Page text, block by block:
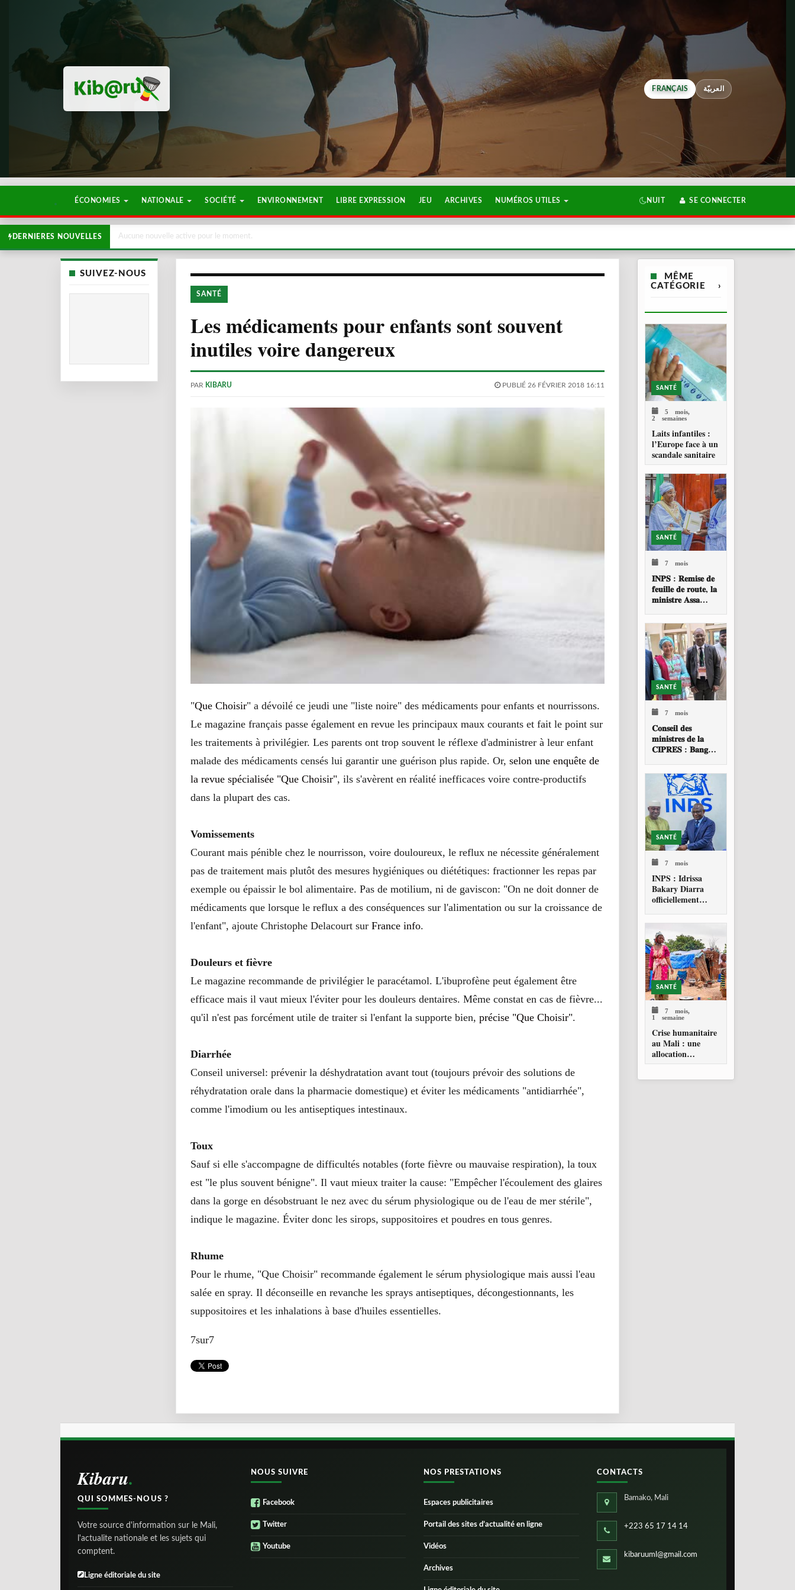
FRANÇAIS العربيّة
ÉCONOMIES NATIONALE SOCIÉTÉ ENVIRONNEMENT LIBRE EXPRESSION JEU ARCHIVES NUMÉROS UTILES NUIT SE CONNECTER
DERNIERES NOUVELLES Aucune nouvelle active pour le moment.
SUIVEZ-NOUS
SANTÉ
Les médicaments pour enfants sont souvent
inutiles voire dangereux
PAR KIBARU PUBLIÉ 26 FÉVRIER 2018 16:11
"Que Choisir" a dévoilé ce jeudi une "liste noire" des médicaments pour enfants et nourrissons.
Le magazine français passe également en revue les principaux maux courants et fait le point sur
les traitements à privilégier. Les parents ont trop souvent le réflexe d'administrer à leur enfant
malade des médicaments censés lui garantir une guérison plus rapide. Or, selon une enquête de
la revue spécialisée "Que Choisir", ils s'avèrent en réalité inefficaces voire contre-productifs
dans la plupart des cas.
Vomissements
Courant mais pénible chez le nourrisson, voire douloureux, le reflux ne nécessite généralement
pas de traitement mais plutôt des mesures hygiéniques ou diététiques: fractionner les repas par
exemple ou épaissir le bol alimentaire. Pas de motilium, ni de gaviscon: "On ne doit donner de
médicaments que lorsque le reflux a des conséquences sur l'alimentation ou sur la croissance de
l'enfant", ajoute Christophe Delacourt sur France info.
Douleurs et fièvre
Le magazine recommande de privilégier le paracétamol. L'ibuprofène peut également être
efficace mais il vaut mieux l'éviter pour les douleurs dentaires. Même constat en cas de fièvre...
qu'il n'est pas forcément utile de traiter si l'enfant la supporte bien, précise "Que Choisir".
Diarrhée
Conseil universel: prévenir la déshydratation avant tout (toujours prévoir des solutions de
réhydratation orale dans la pharmacie domestique) et éviter les médicaments "antidiarrhée",
comme l'imodium ou les antiseptiques intestinaux.
Toux
Sauf si elle s'accompagne de difficultés notables (forte fièvre ou mauvaise respiration), la toux
est "le plus souvent bénigne". Il vaut mieux traiter la cause: "Empêcher l'écoulement des glaires
dans la gorge en désobstruant le nez avec du sérum physiologique ou de l'eau de mer stérile",
indique le magazine. Éviter donc les sirops, suppositoires et poudres en tous genres.
Rhume
Pour le rhume, "Que Choisir" recommande également le sérum physiologique mais aussi l'eau
salée en spray. Il déconseille en revanche les sprays antiseptiques, décongestionnants, les
suppositoires et les inhalations à base d'huiles essentielles.
7sur7
MÊME
CATÉGORIE
›
SANTÉ
5 mois,
2 semaines
Laits infantiles :
l’Europe face à un
scandale sanitaire
SANTÉ
7 mois
𝐈𝐍𝐏𝐒 : 𝐑𝐞𝐦𝐢𝐬𝐞 𝐝𝐞
𝐟𝐞𝐮𝐢𝐥𝐥𝐞 𝐝𝐞 𝐫𝐨𝐮𝐭𝐞, 𝐥𝐚
𝐦𝐢𝐧𝐢𝐬𝐭𝐫𝐞 𝐀𝐬𝐬𝐚
𝐚𝐩𝐩𝐞𝐥𝐥𝐞 à 𝐮𝐧𝐞
𝐫𝐞𝐬𝐭𝐫𝐮𝐜𝐭𝐮𝐫𝐚𝐭𝐢𝐨𝐧
𝐩𝐫𝐨𝐟𝐨𝐧𝐝𝐞 𝐝𝐞 𝐥
SANTÉ
7 mois
𝐂𝐨𝐧𝐬𝐞𝐢𝐥 𝐝𝐞𝐬
𝐦𝐢𝐧𝐢𝐬𝐭𝐫𝐞𝐬 𝐝𝐞 𝐥𝐚
𝐂𝐈𝐏𝐑𝐄𝐒 : 𝐁𝐚𝐧𝐠𝐮𝐢
𝐬𝐞𝐬𝐬𝐢𝐨𝐧 𝐨𝐫𝐝𝐢𝐧𝐚𝐢𝐫𝐞
SANTÉ
7 mois
INPS : Idrissa
Bakary Diarra
officiellement
général
SANTÉ
7 mois,
1 semaine
Crise humanitaire
au Mali : une
allocation
d’urgence pour
Kibaru
QUI SOMMES-NOUS ?
Votre source d'information sur le Mali,
l'actualite nationale et les sujets qui
comptent.
Ligne éditoriale du site
NOUS SUIVRE
Facebook
Twitter
Youtube
NOS PRESTATIONS
Espaces publicitaires
Portail des sites d’actualité en ligne
Vidéos
Archives
CONTACTS
Bamako, Mali
+223 65 17 14 14
kibaruuml@gmail.com